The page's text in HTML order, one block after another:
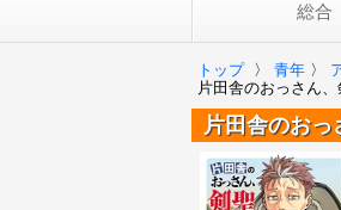
総合
トップ 〉 青年 〉
片田舎のおっさん
片田舎のお